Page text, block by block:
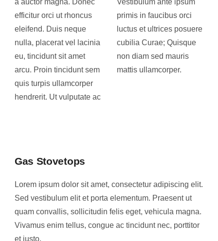
a auctor magna. Donec
efficitur orci ut rhoncus
eleifend. Duis neque
nulla, placerat vel lacinia
eu, tincidunt sit amet
arcu. Proin tincidunt sem
quis turpis ullamcorper
hendrerit. Ut vulputate ac
Vestibulum ante ipsum
primis in faucibus orci
luctus et ultrices posuere
cubilia Curae; Quisque
non diam sed mauris
mattis ullamcorper.
Gas Stovetops
Lorem ipsum dolor sit amet, consectetur adipiscing elit.
Sed vestibulum elit et porta elementum. Praesent ut
quam convallis, sollicitudin felis eget, vehicula magna.
Vivamus enim tellus, congue ac tincidunt nec, porttitor
et justo.